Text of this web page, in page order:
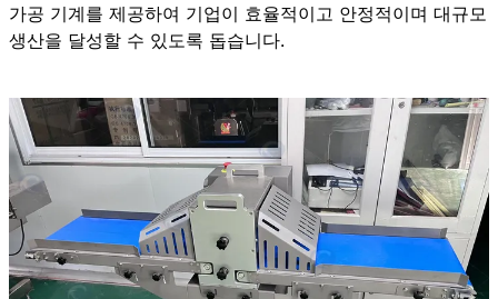
가공 기계를 제공하여 기업이 효율적이고 안정적이며 대규모
생산을 달성할 수 있도록 돕습니다.